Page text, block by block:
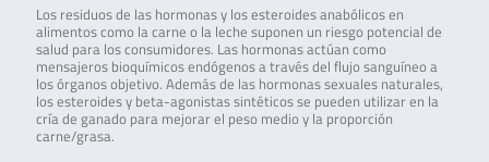
Los residuos de las hormonas y los esteroides anabólicos en
alimentos como la carne o la leche suponen un riesgo potencial de
salud para los consumidores. Las hormonas actúan como
mensajeros bioquímicos endógenos a través del flujo sanguíneo a
los órganos objetivo. Además de las hormonas sexuales naturales,
los esteroides y beta-agonistas sintéticos se pueden utilizar en la
cría de ganado para mejorar el peso medio y la proporción
carne/grasa.